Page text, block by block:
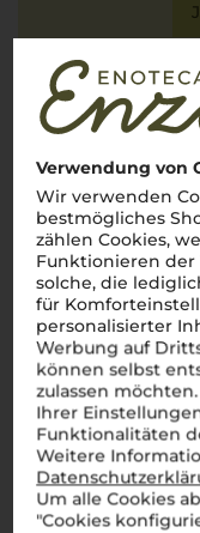
Verwendung von
Wir verwenden
bestmögliches
zählen Cookies,
Funktionieren
solche, die
für
personalisierter
Werbung auf
können selbst
zulassen
Ihrer
Funktionalitäten
Weitere
Um alle Cookies
"Cookies
Über den Winzer
Ferrari
Die Ikone des
In Italien stehtFerrari
für feinsten
beheimatet und hat
gebracht. Giulio
des kühlen
Chardonnayin Italien
Grundstein für die
heute auszeichnen.
glänzen die
Finesse, die in
Immeruna festa per i
Mehr Weine von